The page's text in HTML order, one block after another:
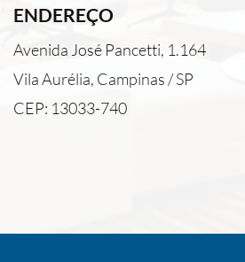
ENDEREÇO
Avenida José Pancetti, 1.164
Vila Aurélia, Campinas / SP
CEP: 13033-740